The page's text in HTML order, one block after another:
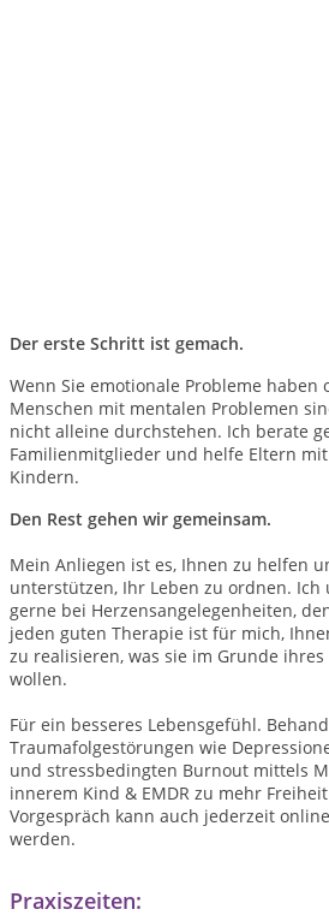
Der erste Schritt ist gemach.
Wenn Sie emotionale Probleme haben
Menschen mit mentalen Problemen
nicht alleine durchstehen. Ich berate
Familienmitglieder und helfe Eltern
Kindern.
Den Rest gehen wir gemeinsam.
Mein Anliegen ist es, Ihnen zu helfen
unterstützen, Ihr Leben zu ordnen. Ich
gerne bei Herzensangelegenheiten,
jeden guten Therapie ist für mich,
zu realisieren, was sie im Grunde
wollen.
Für ein besseres Lebensgefühl.
Traumafolgestörungen wie
und stressbedingten Burnout mittels
innerem Kind & EMDR zu mehr
Vorgespräch kann auch jederzeit
werden.
Praxiszeiten: